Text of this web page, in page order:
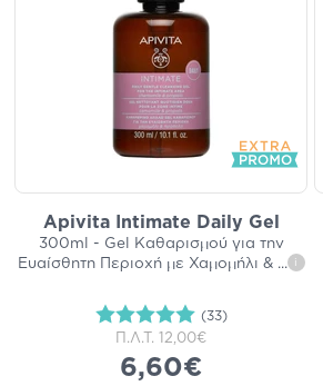
Apivita Intimate Daily Gel
300ml - Gel Καθαρισμού για την
Ευαίσθητη Περιοχή με Χαμομήλι & ... i
(33)
Π.Λ.Τ. 12,00€
6,60€